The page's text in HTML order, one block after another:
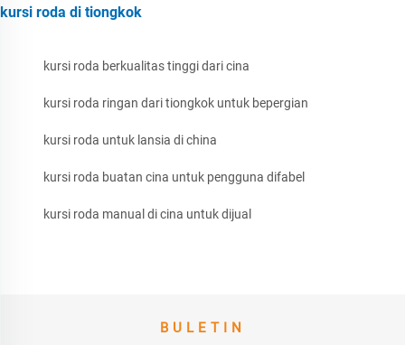
kursi roda di tiongkok
kursi roda berkualitas tinggi dari cina
kursi roda ringan dari tiongkok untuk bepergian
kursi roda untuk lansia di china
kursi roda buatan cina untuk pengguna difabel
kursi roda manual di cina untuk dijual
BULETIN